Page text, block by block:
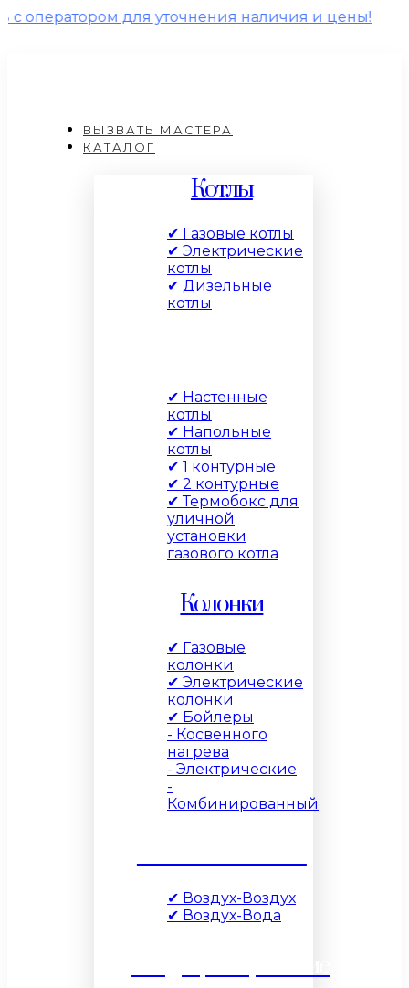
для уточнения наличия и цены!
ВЫЗВАТЬ МАСТЕРА
КАТАЛОГ
Котлы
✔ Газовые котлы
✔ Электрические
котлы
✔ Дизельные
котлы
✔ Настенные
котлы
✔ Напольные
котлы
✔ 1 контурные
✔ 2 контурные
✔ Термобокс для
уличной
установки
газового котла
Колонки
✔ Газовые
колонки
✔ Электрические
колонки
✔ Бойлеры
- Косвенного
нагрева
- Электрические
-
Комбинированный
✔ Воздух-Воздух
✔ Воздух-Вода